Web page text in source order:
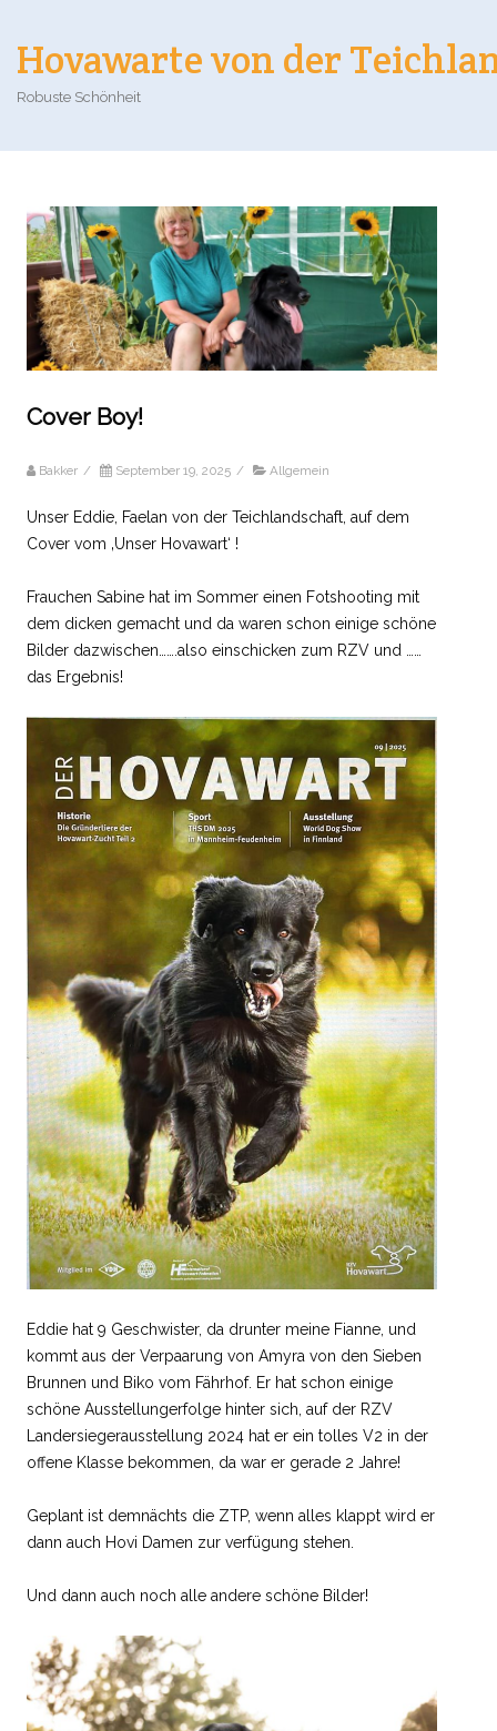
Hovawarte von der
Robuste Schönheit
Cover Boy!
Bakker / September 19, 2025 / Allgemein
Unser Eddie, Faelan von der Teichlandschaft, auf dem
Cover vom ‚Unser Hovawart‘ !
Frauchen Sabine hat im Sommer einen Fotshooting mit
dem dicken gemacht und da waren schon einige schöne
Bilder dazwischen…….also einschicken zum RZV und ……
das Ergebnis!
Eddie hat 9 Geschwister, da drunter meine Fianne, und
kommt aus der Verpaarung von Amyra von den Sieben
Brunnen und Biko vom Fährhof. Er hat schon einige
schöne Ausstellungerfolge hinter sich, auf der RZV
Landersiegerausstellung 2024 hat er ein tolles V2 in der
offene Klasse bekommen, da war er gerade 2 Jahre!
Geplant ist demnächts die ZTP, wenn alles klappt wird er
dann auch Hovi Damen zur verfügung stehen.
Und dann auch noch alle andere schöne Bilder!